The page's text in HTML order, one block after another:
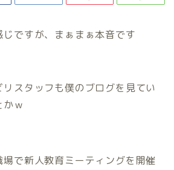
ですが、まぁまぁ本音です
スタッフも僕のブログを見てい
かｗ
で新人教育ミーティングを開催